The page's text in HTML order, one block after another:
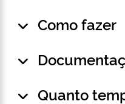
Como fazer
Quanto